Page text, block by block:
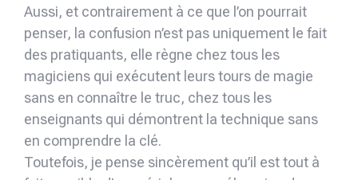
Aussi, et contrairement à ce que l’on pourrait
penser, la confusion n’est pas uniquement le fait
des pratiquants, elle règne chez tous les
magiciens qui exécutent leurs tours de magie
sans en connaître le truc, chez tous les
enseignants qui démontrent la technique sans
en comprendre la clé.
Toutefois, je pense sincèrement qu’il est tout à